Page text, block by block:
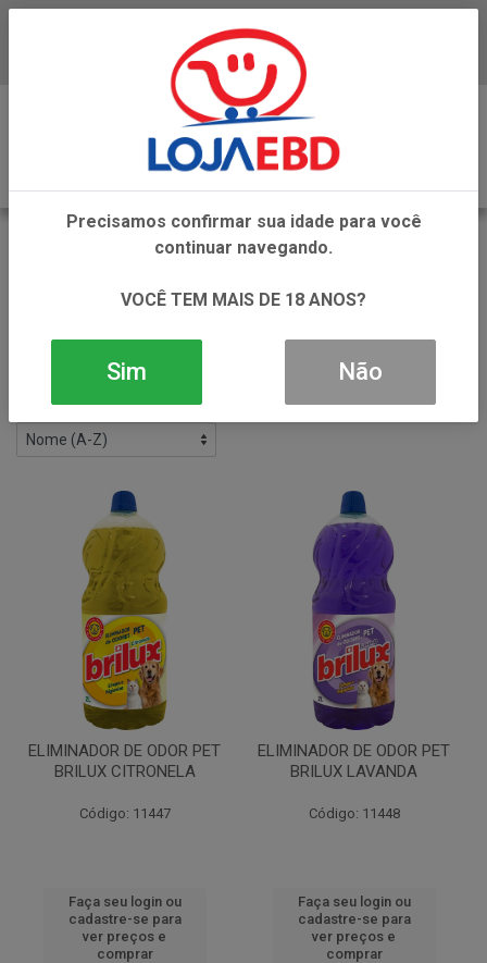
ELIMINADOR DE ODOR
ELIMINADOR DE ODOR
2 produtos ordenados por:
ELIMINADOR DE ODOR PET
BRILUX CITRONELA
Código: 11447
Faça seu login ou
cadastre-se para
ver preços e
comprar
ELIMINADOR DE ODOR PET
BRILUX LAVANDA
Código: 11448
Faça seu login ou
cadastre-se para
ver preços e
comprar
Precisamos confirmar sua idade para você
continuar navegando.
VOCÊ TEM MAIS DE 18 ANOS?
Sim Não